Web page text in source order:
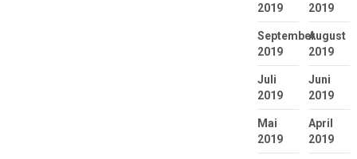
2019
2019
September
2019
August
2019
Juli
2019
Juni
2019
Mai
2019
April
2019